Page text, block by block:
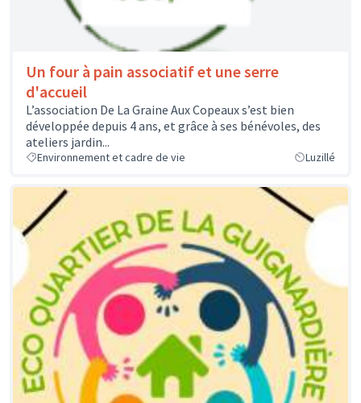
Un four à pain associatif et une serre
d'accueil
L’association De La Graine Aux Copeaux s’est bien
développée depuis 4 ans, et grâce à ses bénévoles, des
ateliers jardin...
Environnement et cadre de vie Luzillé